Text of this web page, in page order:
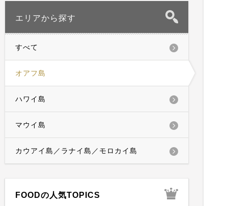
エリアから探す
すべて
オアフ島
ハワイ島
マウイ島
カウアイ島／ラナイ島／モロカイ島
FOODの人気TOPICS